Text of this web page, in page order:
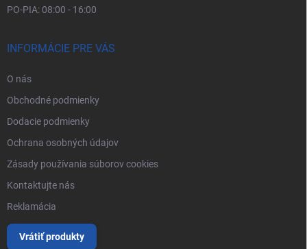
PO-PIA: 08:00 - 16:00
INFORMÁCIE PRE VÁS
O nás
Obchodné podmienky
Dodacie podmienky
Ochrana osobných údajov
Zásady používania súborov cookies
Kontaktujte nás
Reklamácia
Vrátiť produkty